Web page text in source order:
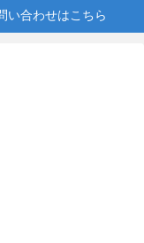
い合わせはこちら